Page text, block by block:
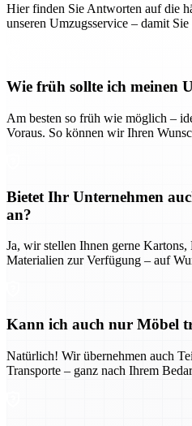
Hier finden Sie Antworten auf die
unseren Umzugsservice – damit
Wie früh sollte ich meinen
Am besten so früh wie möglich –
Voraus. So können wir Ihren
Bietet Ihr Unternehmen
an?
Ja, wir stellen Ihnen gerne
Materialien zur Verfügung – auf
Kann ich auch nur Möbel
Natürlich! Wir übernehmen auch
Transporte – ganz nach Ihrem